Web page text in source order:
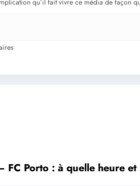
qu’il fait vivre ce média de façon
FC Porto : à quelle heure